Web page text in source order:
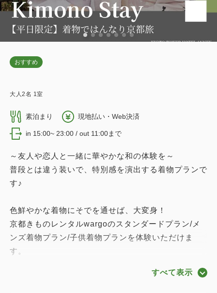
おすすめ
大人 2名 1 室
素泊まり 現地払い・Web決済
in 15:00~ 23:00 / out 11:00まで
～友人や恋人と一緒に華やかな和の体験を～
普段とは違う装いで、特別感を演出する着物プランで
す♪
色鮮やかな着物にそでを通せば、大変身！
京都きものレンタルwargoのスタンダードプラン/メ
ンズ着物プラン/子供着物プランを体験いただけま
す。
すべて表示